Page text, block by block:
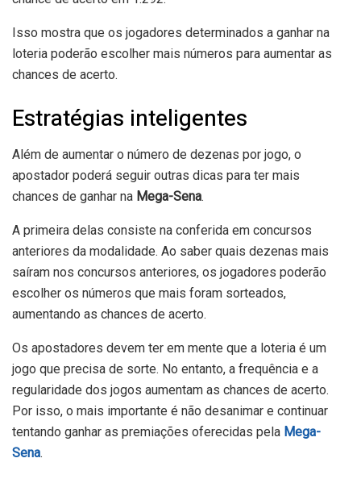
Isso mostra que os jogadores determinados a ganhar na
loteria poderão escolher mais números para aumentar as
chances de acerto.
Estratégias inteligentes
Além de aumentar o número de dezenas por jogo, o
apostador poderá seguir outras dicas para ter mais
chances de ganhar na Mega-Sena.
A primeira delas consiste na conferida em concursos
anteriores da modalidade. Ao saber quais dezenas mais
saíram nos concursos anteriores, os jogadores poderão
escolher os números que mais foram sorteados,
aumentando as chances de acerto.
Os apostadores devem ter em mente que a loteria é um
jogo que precisa de sorte. No entanto, a frequência e a
regularidade dos jogos aumentam as chances de acerto.
Por isso, o mais importante é não desanimar e continuar
tentando ganhar as premiações oferecidas pela Mega-
Sena.